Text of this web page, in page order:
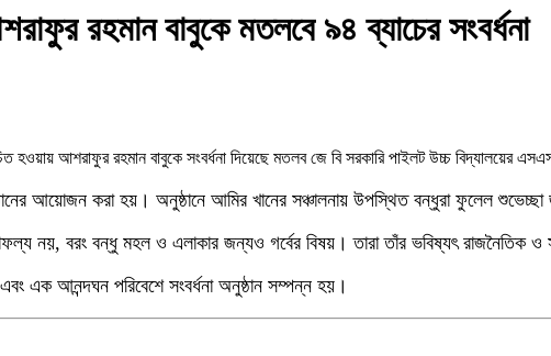
৮
তারেক রহমান
রহমান বাবুকে মতলবে ৯৪ ব্যাচের সংবর্ধনা
হওয়ায় আশরাফুর রহমান বাবুকে সংবর্ধনা দিয়েছে মতলব জে বি সরকারি পাইলট উচ্চ বিদ্যালয়ের
আয়োজন করা হয়। অনুষ্ঠানে আমির খানের সঞ্চালনায় উপস্থিত বন্ধুরা ফুলেল
নয়, বরং বন্ধু মহল ও এলাকার জন্যও গর্বের বিষয়। তারা তাঁর ভবিষ্যৎ রাজনৈতিক ও
এক আনন্দঘন পরিবেশে সংবর্ধনা অনুষ্ঠান সম্পন্ন হয়।